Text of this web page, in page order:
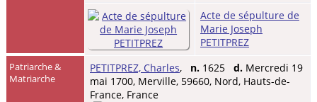
Acte de sépulture de
Marie Joseph
PETITPREZ
Patriarche &
Matriarche
PETITPREZ, Charles, n. 1625 d. Mercredi 19
mai 1700, Merville, 59660, Nord, Hauts-de-
France, France